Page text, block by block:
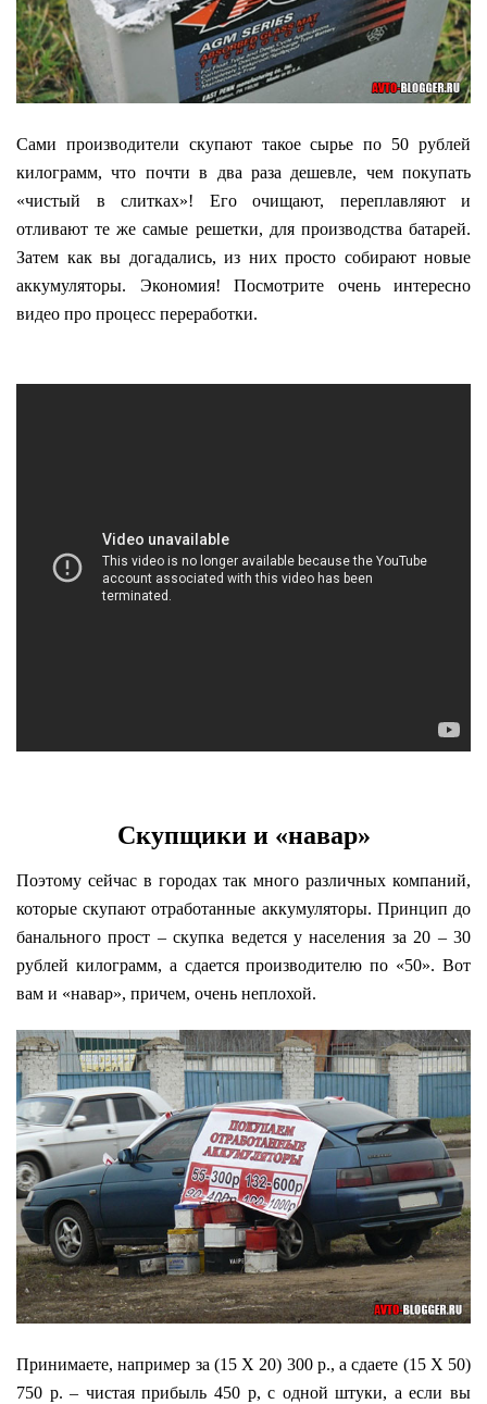
Сами производители скупают такое сырье по 50 рублей
килограмм, что почти в два раза дешевле, чем покупать
«чистый в слитках»! Его очищают, переплавляют и
отливают те же самые решетки, для производства батарей.
Затем как вы догадались, из них просто собирают новые
аккумуляторы. Экономия! Посмотрите очень интересно
видео про процесс переработки.
Скупщики и «навар»
Поэтому сейчас в городах так много различных компаний,
которые скупают отработанные аккумуляторы. Принцип до
банального прост – скупка ведется у населения за 20 – 30
рублей килограмм, а сдается производителю по «50». Вот
вам и «навар», причем, очень неплохой.
Принимаете, например за (15 Х 20) 300 р., а сдаете (15 Х 50)
750 р. – чистая прибыль 450 р, с одной штуки, а если вы